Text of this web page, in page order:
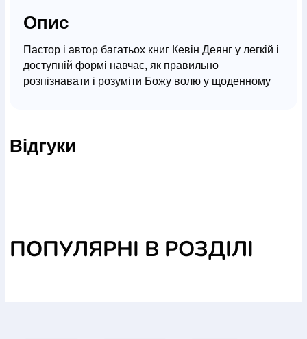
Опис
Пастор і автор багатьох книг Кевін Деянг у легкій і
доступній формі навчає, як правильно
розпізнавати і розуміти Божу волю у щоденному
волі й отримувати Його благословення.
Відгуки
ПОПУЛЯРНІ В РОЗДІЛІ